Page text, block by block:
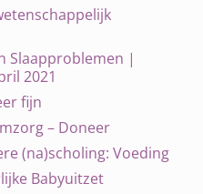
Slaapproblemen |
2021
fijn
– Doneer
(na)scholing: Voeding
Babyuitzet